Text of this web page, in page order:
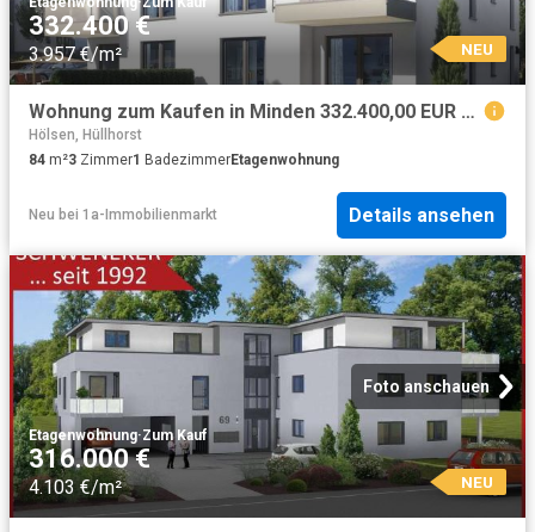
332.400 €
3.957 €/m² NEU
Wohnung zum Kaufen in Minden 332.400,00 EUR 84 m²
Hölsen, Hüllhorst
84 m²3 Zimmer1 BadezimmerEtagenwohnung
Neu bei 1a-Immobilienmarkt Details ansehen
Foto anschauen
Etagenwohnung·Zum Kauf
316.000 €
4.103 €/m² NEU